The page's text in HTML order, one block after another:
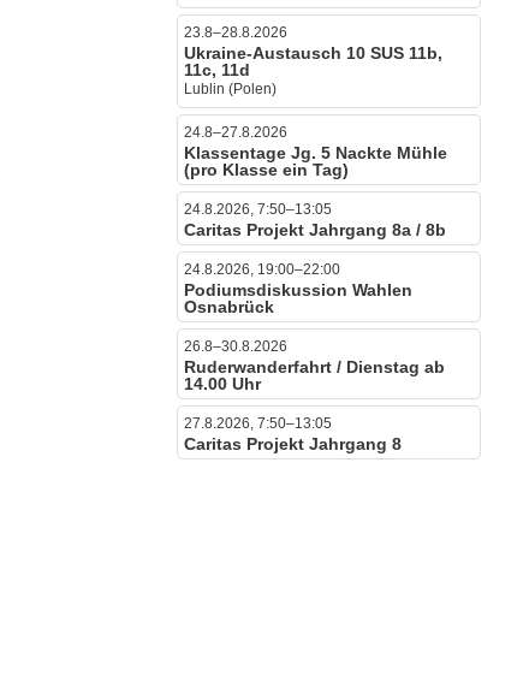
23.8–28.8.2026
Ukraine-Austausch 10 SUS 11b,
11c, 11d
Lublin (Polen)
24.8–27.8.2026
Klassentage Jg. 5 Nackte Mühle
(pro Klasse ein Tag)
24.8.2026, 7:50–13:05
Caritas Projekt Jahrgang 8a / 8b
24.8.2026, 19:00–22:00
Podiumsdiskussion Wahlen
Osnabrück
26.8–30.8.2026
Ruderwanderfahrt / Dienstag ab
14.00 Uhr
27.8.2026, 7:50–13:05
Caritas Projekt Jahrgang 8